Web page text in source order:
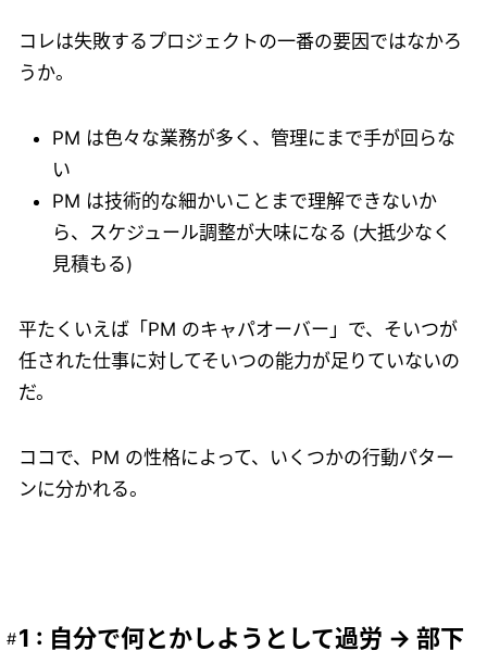
コレは失敗するプロジェクトの一番の要因ではなかろ
うか。
PM は色々な業務が多く、管理にまで手が回らな
い
PM は技術的な細かいことまで理解できないか
ら、スケジュール調整が大味になる (大抵少なく
見積もる)
平たくいえば「PM のキャパオーバー」で、そいつが
任された仕事に対してそいつの能力が足りていないの
だ。
ココで、PM の性格によって、いくつかの行動パター
ンに分かれる。
1 : 自分で何とかしようとして過労 → 部下